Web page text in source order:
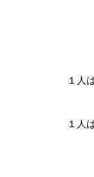
１人
１人